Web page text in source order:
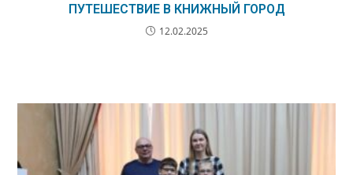
ПУТЕШЕСТВИЕ В КНИЖНЫЙ ГОРОД
12.02.2025